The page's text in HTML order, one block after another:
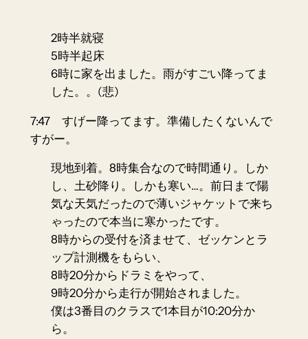
2時半就寝
5時半起床
6時に家を出ました。雨がすごい降ってま
した。。(悲)
7:47 すげー降ってます。準備したくないんで
すがー。
現地到着。8時集合なので時間通り。しか
し、土砂降り。しかも寒い…。前日まで陽
気な天気だったので薄いジャケットで来ち
ゃったので本当に寒かったです。
8時からの受付を済ませて、ゼッケンとラ
ップ計測機をもらい、
8時20分からドラミをやって、
9時20分から走行が開始されました。
僕は3番目のクラスで1本目が10:20分か
ら。